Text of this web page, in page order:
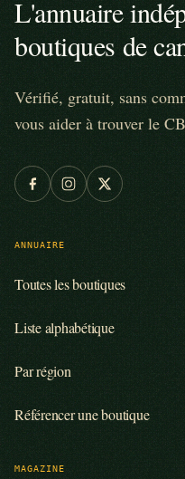
L'annuaire
boutiques de
Vérifié, gratuit, sans
vous aider à trouver le
ANNUAIRE
Toutes les boutiques
Liste alphabétique
Par région
Référencer une boutique
MAGAZINE